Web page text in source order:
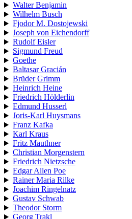
Walter Benjamin
Wilhelm Busch
Fjodor M. Dostojewski
Joseph von Eichendorff
Rudolf Eisler
Sigmund Freud
Goethe
Baltasar Gracián
Brüder Grimm
Heinrich Heine
Friedrich Hölderlin
Edmund Husserl
Joris-Karl Huysmans
Franz Kafka
Karl Kraus
Fritz Mauthner
Christian Morgenstern
Friedrich Nietzsche
Edgar Allen Poe
Rainer Maria Rilke
Joachim Ringelnatz
Gustav Schwab
Theodor Storm
Georg Trakl